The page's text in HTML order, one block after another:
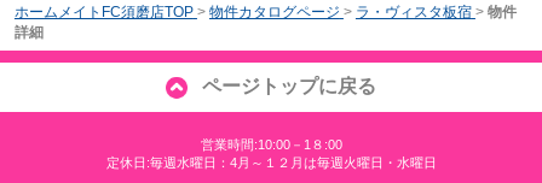
ホームメイトFC須磨店TOP > 物件カタログページ > ラ・ヴィスタ板宿 > 物件
詳細
ページトップに戻る
営業時間:10:00－1８:00
定休日:毎週水曜日：4月～１２月は毎週火曜日・水曜日